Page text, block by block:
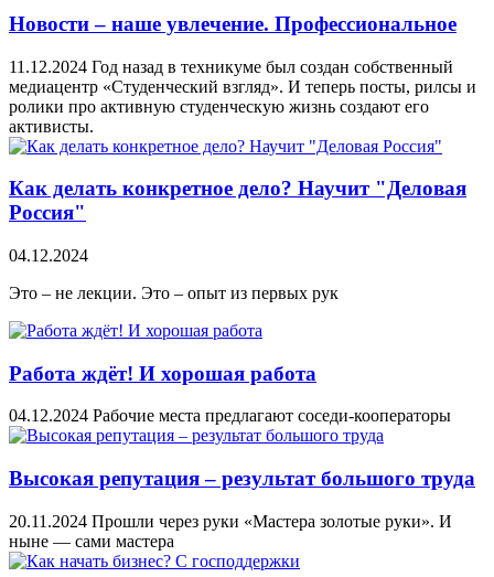
Новости – наше увлечение. Профессиональное
11.12.2024 Год назад в техникуме был создан собственный
медиацентр «Студенческий взгляд». И теперь посты, рилсы и
ролики про активную студенческую жизнь создают его
активисты.
Как делать конкретное дело? Научит "Деловая
Россия"
04.12.2024
Это – не лекции. Это – опыт из первых рук
Работа ждёт! И хорошая работа
04.12.2024 Рабочие места предлагают соседи-кооператоры
Высокая репутация – результат большого труда
20.11.2024 Прошли через руки «Мастера золотые руки». И
ныне — сами мастера